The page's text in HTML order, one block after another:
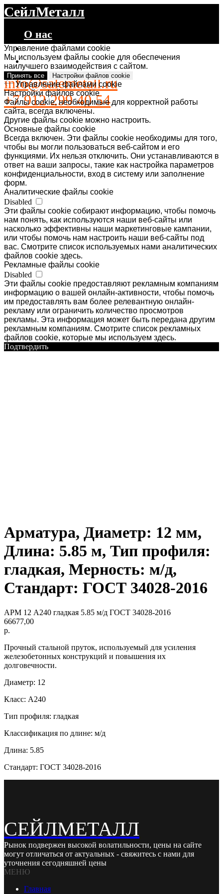
СейлМеталл
О нас
Каталог
Контакты
info@salemetall.ru
+7 912 299 40 54
Управление файлами cookie
Мы используем файлы cookie для обеспечения
наилучшего взаимодействия с сайтом.
Принять все Настройки файлов cookie
Управление файлами cookie
Настройки файлов cookie
Файлы cookie, необходимые для корректной работы
сайта, всегда включены.
Другие файлы cookie можно настроить.
Основные файлы cookie
Всегда включен. Эти файлы cookie необходимы для того,
чтобы вы могли пользоваться веб-сайтом и его
функциями. Их нельзя отключить. Они устанавливаются в
ответ на ваши запросы, такие как настройка параметров
конфиденциальности, вход в систему или заполнение
форм.
Аналитические файлы cookie
Disabled
Эти файлы cookie собирают информацию, чтобы помочь
нам понять, как используются наши веб-сайты или
насколько эффективны наши маркетинговые кампании,
или чтобы помочь нам настроить наши веб-сайты под
вас. Смотрите список используемых нами аналитических
файлов cookie здесь.
Рекламные файлы cookie
Disabled
Эти файлы cookie предоставляют рекламным компаниям
информацию о вашей онлайн-активности, чтобы помочь
им предоставлять вам более релевантную онлайн-
рекламу или ограничить количество просмотров
рекламы. Эта информация может быть передана другим
рекламным компаниям. Смотрите список рекламных
файлов cookie, которые мы используем здесь.
Подтвердить
Арматура, Диаметр: 12 мм,
Длина: 5.85 м, Тип профиля:
гладкая, Мерность: м/д,
Стандарт: ГОСТ 34028-2016
АРМ 12 А240 гладкая 5.85 м/д ГОСТ 34028-2016
66677,00
р.
Прочный стальной пруток, используемый для усиления
железобетонных конструкций и повышения их
долговечности.
Диаметр: 12
Класс: А240
Тип профиля: гладкая
Классификация по длине: м/д
Длина: 5.85
Стандарт: ГОСТ 34028-2016
СЕЙЛМЕТАЛЛ
Рынок подвержен высокой волатильности, цены на сайте
могут отличаться от актуальных - свяжитесь с нами для
уточнения сегодняшней цены
МЕНЮ
Главная